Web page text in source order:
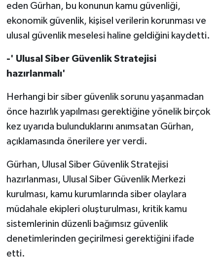
eden Gürhan, bu konunun kamu güvenliği,
ekonomik güvenlik, kişisel verilerin korunması ve
ulusal güvenlik meselesi haline geldiğini kaydetti.
-' Ulusal Siber Güvenlik Stratejisi
hazırlanmalı'
Herhangi bir siber güvenlik sorunu yaşanmadan
önce hazırlık yapılması gerektiğine yönelik birçok
kez uyarıda bulunduklarını anımsatan Gürhan,
açıklamasında önerilere yer verdi.
Gürhan, Ulusal Siber Güvenlik Stratejisi
hazırlanması, Ulusal Siber Güvenlik Merkezi
kurulması, kamu kurumlarında siber olaylara
müdahale ekipleri oluşturulması, kritik kamu
sistemlerinin düzenli bağımsız güvenlik
denetimlerinden geçirilmesi gerektiğini ifade
etti.